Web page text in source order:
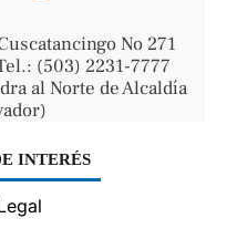
No 271
(503) 2231-7777
al Norte de Alcaldía
INTERÉS